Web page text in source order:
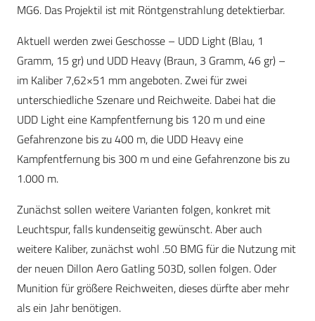
MG6. Das Projektil ist mit Röntgenstrahlung detektierbar.
Aktuell werden zwei Geschosse – UDD Light (Blau, 1
Gramm, 15 gr) und UDD Heavy (Braun, 3 Gramm, 46 gr) –
im Kaliber 7,62×51 mm angeboten. Zwei für zwei
unterschiedliche Szenare und Reichweite. Dabei hat die
UDD Light eine Kampfentfernung bis 120 m und eine
Gefahrenzone bis zu 400 m, die UDD Heavy eine
Kampfentfernung bis 300 m und eine Gefahrenzone bis zu
1.000 m.
Zunächst sollen weitere Varianten folgen, konkret mit
Leuchtspur, falls kundenseitig gewünscht. Aber auch
weitere Kaliber, zunächst wohl .50 BMG für die Nutzung mit
der neuen Dillon Aero Gatling 503D, sollen folgen. Oder
Munition für größere Reichweiten, dieses dürfte aber mehr
als ein Jahr benötigen.